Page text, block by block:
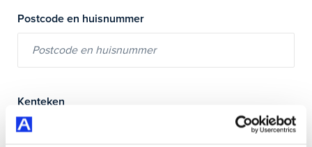
Postcode en huisnummer
Kenteken